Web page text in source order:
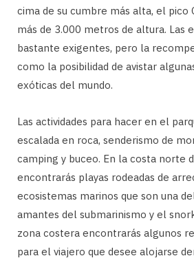
cima de su cumbre más alta, el pico
más de 3.000 metros de altura. Las
bastante exigentes, pero la
como la posibilidad de avistar
exóticas del mundo.
Las actividades para hacer en el
escalada en roca, senderismo de
camping y buceo. En la costa norte
encontrarás playas rodeadas de
ecosistemas marinos que son una
amantes del submarinismo y el
zona costera encontrarás algunos
para el viajero que desee alojarse